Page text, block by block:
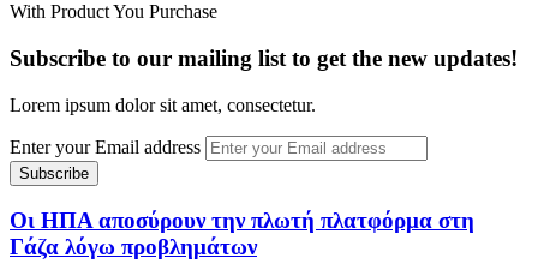
With Product You Purchase
Subscribe to our mailing list to get the new updates!
Lorem ipsum dolor sit amet, consectetur.
Enter your Email address
Οι ΗΠΑ αποσύρουν την πλωτή πλατφόρμα στη
Γάζα λόγω προβλημάτων